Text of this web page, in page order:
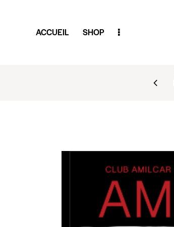
ACCUEIL SHOP